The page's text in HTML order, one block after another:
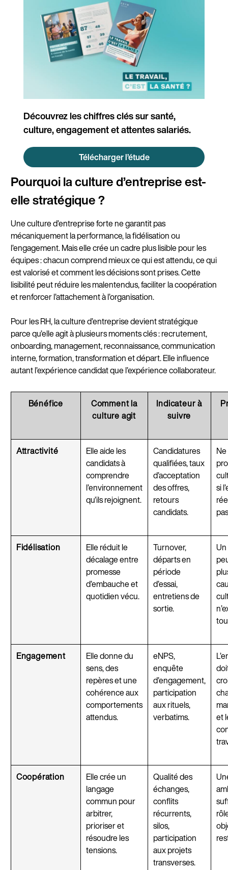
Découvrez les chiffres clés sur santé,
culture, engagement et attentes salariés.
Télécharger l’étude
Pourquoi la culture d’entreprise est-
elle stratégique ?
Une culture d’entreprise forte ne garantit pas
mécaniquement la performance, la fidélisation ou
l’engagement. Mais elle crée un cadre plus lisible pour les
équipes : chacun comprend mieux ce qui est attendu, ce qui
est valorisé et comment les décisions sont prises. Cette
lisibilité peut réduire les malentendus, faciliter la coopération
et renforcer l’attachement à l’organisation.
Pour les RH, la culture d’entreprise devient stratégique
parce qu’elle agit à plusieurs moments clés : recrutement,
onboarding, management, reconnaissance, communication
interne, formation, transformation et départ. Elle influence
autant l’expérience candidat que l’expérience collaborateur.
Bénéfice
Comment la
culture agit
Indicateur à
suivre
Attractivité
Elle aide les
candidats à
comprendre
l’environnement
qu’ils rejoignent.
Candidatures
qualifiées, taux
d’acceptation
des offres,
retours
candidats.
si
Fidélisation
Elle réduit le
décalage entre
promesse
d’embauche et
quotidien vécu.
Turnover,
départs en
période
d’essai,
entretiens de
sortie.
Engagement
Elle donne du
sens, des
repères et une
cohérence aux
comportements
attendus.
eNPS,
enquête
d’engagement,
participation
aux rituels,
verbatims.
et
Coopération
Elle crée un
langage
commun pour
arbitrer,
prioriser et
résoudre les
tensions.
Qualité des
échanges,
conflits
récurrents,
silos,
participation
aux projets
transverses.